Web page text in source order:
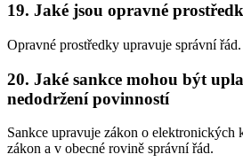
19. Jaké jsou opravné
Opravné prostředky upravuje správní řád.
20. Jaké sankce mohou být
nedodržení povinností
Sankce upravuje zákon o elektronických
zákon a v obecné rovině správní řád.